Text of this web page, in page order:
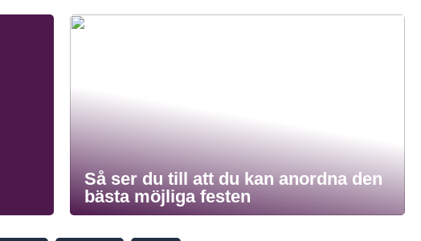
Så ser du till att du kan anordna den
bästa möjliga festen